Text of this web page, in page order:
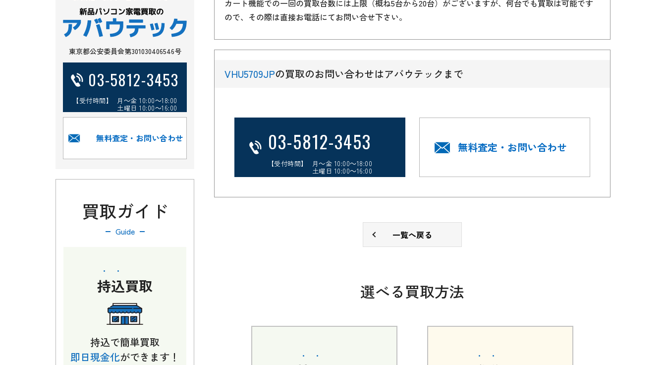
東京都公安委員会第301030406546号
03-5812-3453
【受付時間】 月～金 10:00～18:00
土曜日 10:00～16:00
無料査定・お問い合わせ
買取ガイド
Guide
持込買取
持込で簡単買取
即日現金化ができます！
カート機能での一回の買取台数には上限（概ね5台から20台）がございますが、何台でも買取は可能です
ので、その際は直接お電話にてお問い合せ下さい。
VHU5709JPの買取のお問い合わせはアバウテックまで
03-5812-3453
【受付時間】 月～金 10:00～18:00
土曜日 10:00～16:00
無料査定・お問い合わせ
一覧へ戻る
選べる買取方法